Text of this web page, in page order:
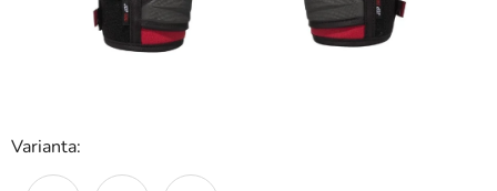
Varianta: